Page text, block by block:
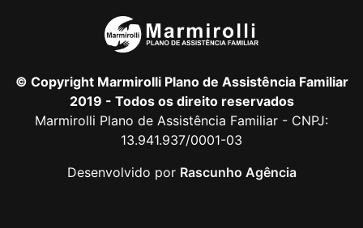
© Copyright Marmirolli Plano de Assistência Familiar
2019 - Todos os direito reservados
Marmirolli Plano de Assistência Familiar - CNPJ:
13.941.937/0001-03
Desenvolvido por Rascunho Agência